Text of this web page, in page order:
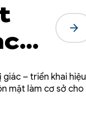
arrow_forward
– triển khai hiệu
mặt làm cơ sở cho